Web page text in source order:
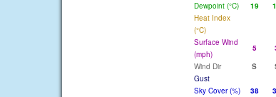
Dewpoint (°C)
19
Heat Index
(°C)
Surface Wind
(mph)
5
Wind Dir
S
Gust
Sky Cover (%)
38